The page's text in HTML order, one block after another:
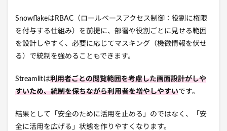
SnowflakeはRBAC（ロールベースアクセス制御：役割に権限
を付与する仕組み）を前提に、部署や役割ごとに見せる範囲
を設計しやすく、必要に応じてマスキング（機微情報を伏せ
る）で統制を強めることもできます。
Streamlitは利用者ごとの閲覧範囲を考慮した画面設計がしや
すいため、統制を保ちながら利用者を増やしやすいです。
結果として「安全のために活用を止める」のではなく、「安
全に活用を広げる」状態を作りやすくなります。